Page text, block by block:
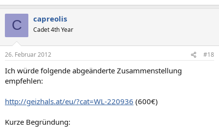
C capreolis
Cadet 4th Year
26. Februar 2012 #18
Ich würde folgende abgeänderte Zusammenstellung
empfehlen:
http://geizhals.at/eu/?cat=WL-220936 (600€)
Kurze Begründung: